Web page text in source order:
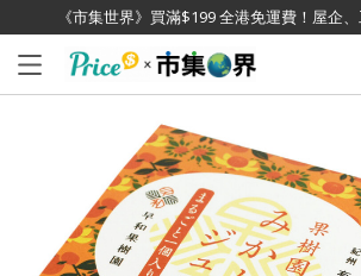
《市集世界》買滿$199 全港免運費！屋企
已加入購物車